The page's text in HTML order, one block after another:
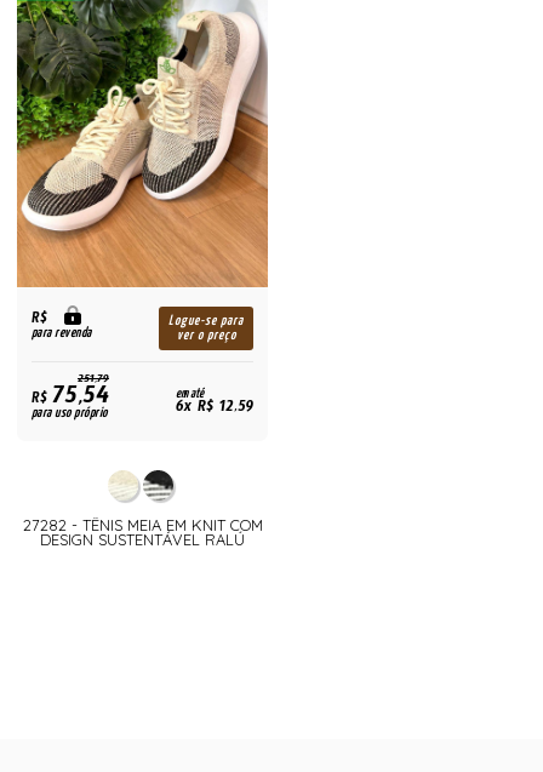
R$
para revenda
Logue-se para
ver o preço
251,79
R$75,54
para uso próprio
em até
6x R$ 12,59
27282 - TÊNIS MEIA EM KNIT COM
DESIGN SUSTENTÁVEL RALÚ